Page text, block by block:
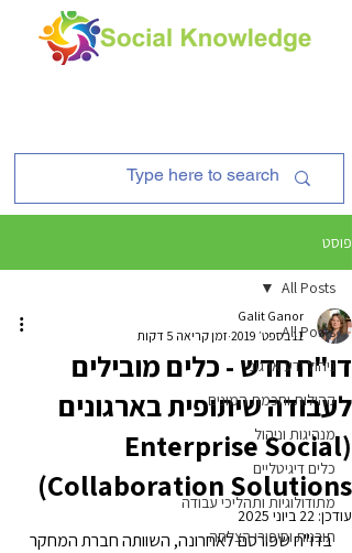
פוסט
All Posts
ניהול ידע ארגוני
קהילות וחכמת המונים
מנהיגות וניהול
כלים דיגיטליים
מתודולוגיות ותהליכי עבודה
תובנות וסיפורי הצלחה
All Posts
דו"ח חדש - כלים מובילים
לעבודה שיתופית בארגונים
(Enterprise Social
Collaboration Solutions)
Galit Ganor
11 בספט׳ 2019
זמן קריאה 5 דקות
עודכן: 22 ביוני 2025
בדו"ח שפורסם לאחרונה, השוותה חברת המחקר